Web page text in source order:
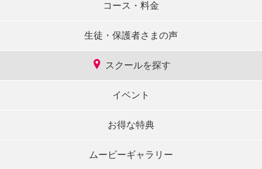
コース・料金
生徒・保護者さまの声
スクールを探す
イベント
お得な特典
ムービーギャラリー